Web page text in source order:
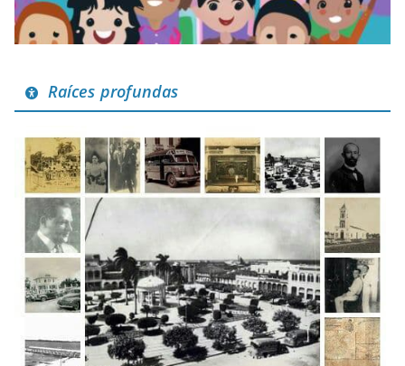
Raíces profundas